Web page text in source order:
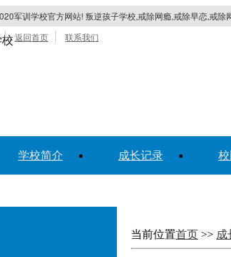
军训学校官方网站! 叛逆孩子学校,戒除网瘾,戒除早恋,戒除
返回首页 联系我们
学校简介 成长记录
当前位置首页 >> 成